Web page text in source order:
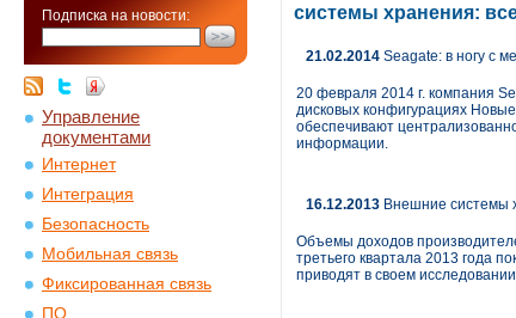
Подписка на новости:
Управление
документами
Интернет
Интеграция
Безопасность
Мобильная связь
Фиксированная связь
ПО
системы хранения:
21.02.2014 Seagate: в ногу с
20 февраля 2014 г. компания
дисковых конфигурациях
обеспечивают
информации.
16.12.2013 Внешние системы
Объемы доходов
третьего квартала 2013 года
приводят в своем